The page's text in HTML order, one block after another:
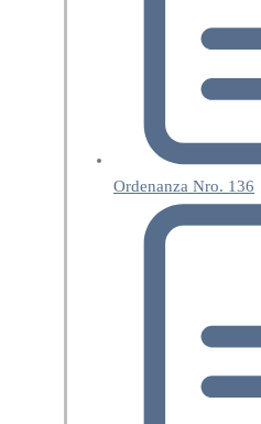
Ordenanza Nro. 136